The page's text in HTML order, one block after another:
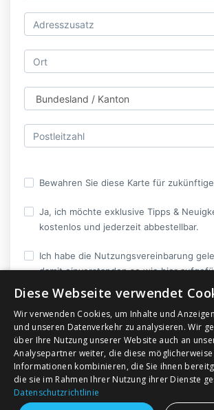
Bewahren Sie diese Karte für
Ja, ich möchte exklusive Tipps &
kostenlos und jederzeit abbestellbar.
Ich habe die Nutzungsvereinbarung
damit einverstanden so wie hier
Ablauf der Widerrufsfrist mit der
Vertrags beginnt und ich dadurch mein
Widerrufsrecht verliere.
AGB's
Diese Webseite verwendet
Wir verwenden Cookies, um Inhalte und
und unseren Datenverkehr zu analysieren. Wir
über Ihre Nutzung unserer Website auch an
Analysepartner weiter, die diese
Informationen kombinieren, die Sie ihnen
die sie im Rahmen Ihrer Nutzung ihrer Dienste
Datenschutzrichtlinie